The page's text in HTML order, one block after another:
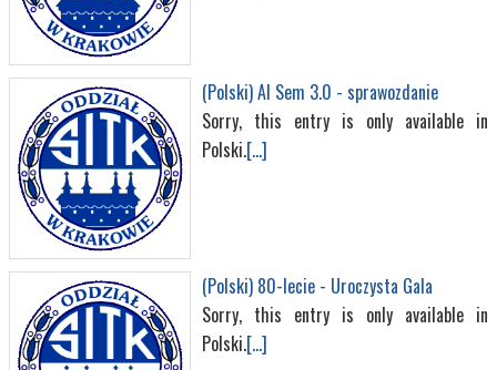
(Polski) AI Sem 3.0 - sprawozdanie
Sorry, this entry is only available in
Polski.[...]
(Polski) 80-lecie - Uroczysta Gala
Sorry, this entry is only available in
Polski.[...]